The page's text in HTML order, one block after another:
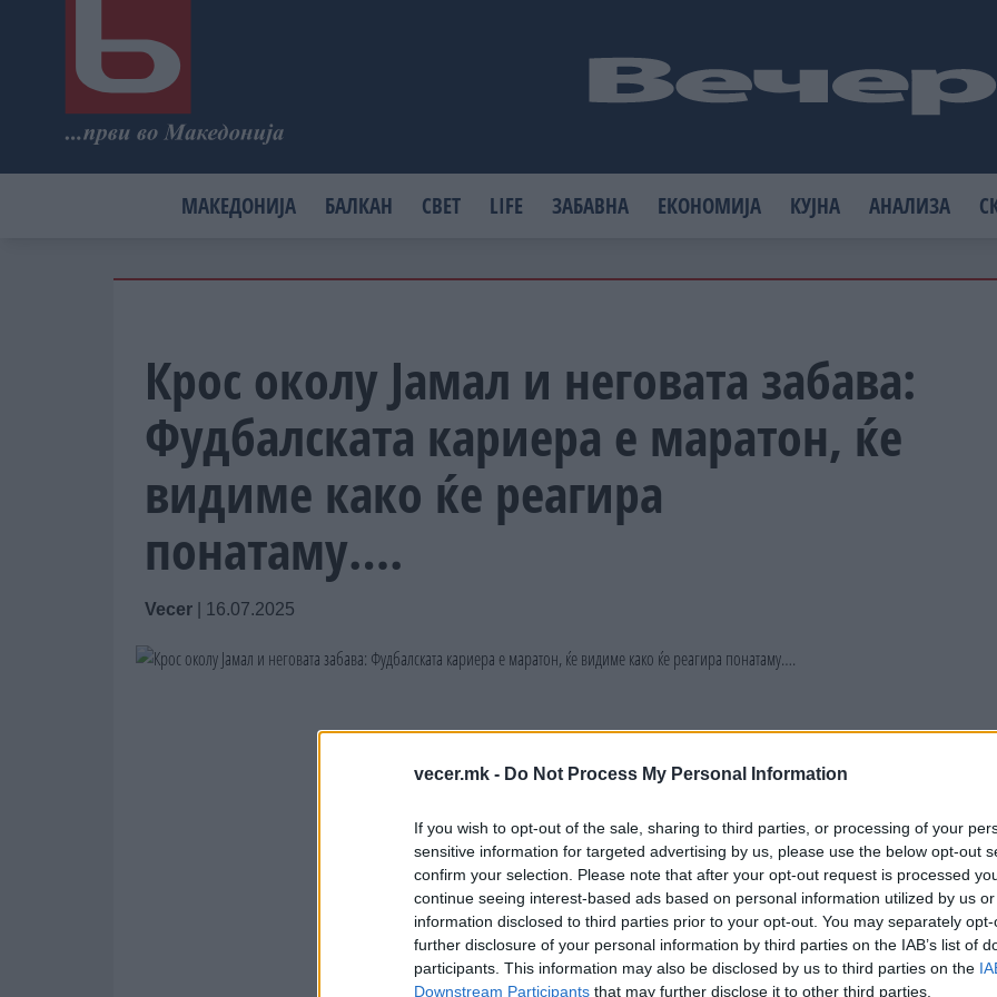
vecer.mk - Do Not Process My Personal Information
If you wish to opt-out of the sale, sharing to third parties, or processing of your
sensitive information for targeted advertising by us, please use the below opt-out
confirm your selection. Please note that after your opt-out request is processed
continue seeing interest-based ads based on personal information utilized by us
information disclosed to third parties prior to your opt-out. You may separately
further disclosure of your personal information by third parties on the IAB’s list of
participants. This information may also be disclosed by us to third parties on the
Downstream Participants that may further disclose it to other third parties.
МАКЕДОНИЈА БАЛКАН СВЕТ LIFE ЗАБАВНА ЕКОНОМИЈА КУЈНА АНАЛИЗА
Крос околу Јамал и неговата забава:
Фудбалската кариера е маратон, ќе
видиме како ќе реагира
понатаму….
Vecer 16.07.2025